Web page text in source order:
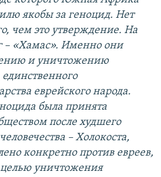
якобы за геноцид. Нет
чем это утверждение. На
– «Хамас». Именно они
и уничтожению
единственного
еврейского народа.
была принята
после худшего
– Холокоста,
конкретно против евреев,
целью уничтожения